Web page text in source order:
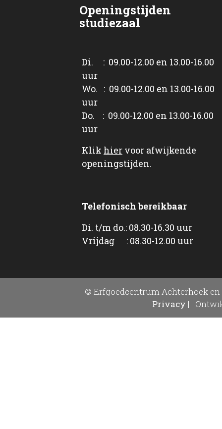
Openingstijden
studiezaal
Di. : 09.00-12.00 en 13.00-16.00
uur
Wo. : 09.00-12.00 en 13.00-16.00
uur
Do. : 09.00-12.00 en 13.00-16.00
uur
Klik hier voor afwijkende
openingstijden.
Telefonisch bereikbaar
Di. t/m do.: 08.30-16.30 uur
Vrijdag : 08.30-12.00 uur
© Erfgoedcentrum Achterhoek en
Privacy |